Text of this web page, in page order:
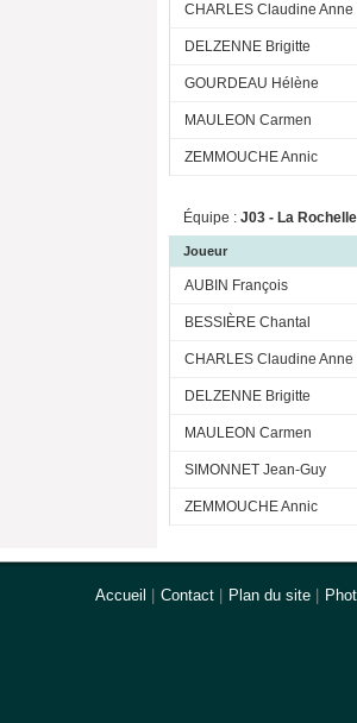
CHARLES Claudine Anne
DELZENNE Brigitte
GOURDEAU Hélène
MAULEON Carmen
ZEMMOUCHE Annic
Équipe : J03 - La
Joueur
AUBIN François
BESSIÈRE Chantal
CHARLES Claudine Anne
DELZENNE Brigitte
MAULEON Carmen
SIMONNET Jean-Guy
ZEMMOUCHE Annic
Accueil Contact Plan du site